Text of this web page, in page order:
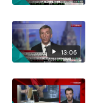
13:06